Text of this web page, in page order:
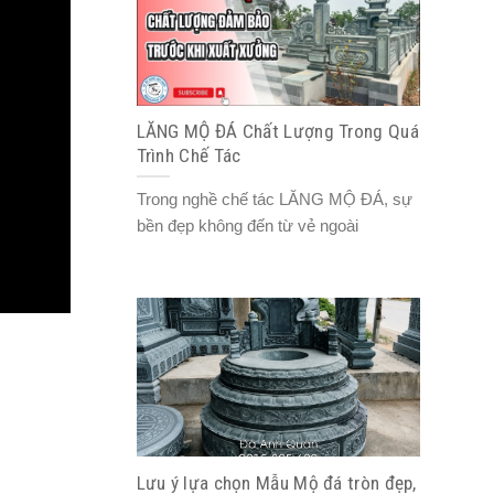
LĂNG MỘ ĐÁ Chất Lượng Trong Quá
Trình Chế Tác
Trong nghề chế tác LĂNG MỘ ĐÁ, sự
bền đẹp không đến từ vẻ ngoài
Lưu ý lựa chọn Mẫu Mộ đá tròn đẹp,